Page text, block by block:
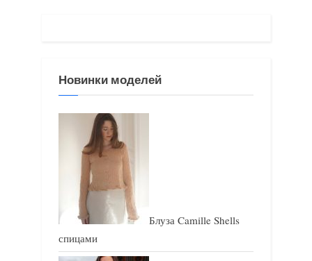
а
с
ь
:
Новинки моделей
Блуза Camille Shells
спицами